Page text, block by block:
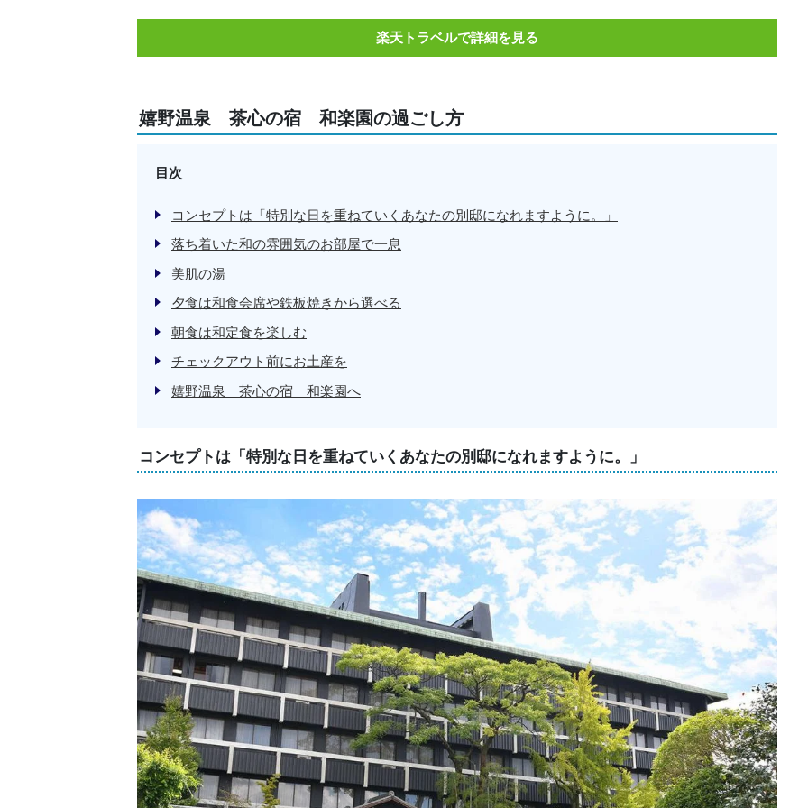
楽天トラベルで詳細を見る
嬉野温泉 茶心の宿 和楽園の過ごし方
目次
コンセプトは「特別な日を重ねていくあなたの別邸になれますように。」
落ち着いた和の雰囲気のお部屋で一息
美肌の湯
夕食は和食会席や鉄板焼きから選べる
朝食は和定食を楽しむ
チェックアウト前にお土産を
嬉野温泉 茶心の宿 和楽園へ
コンセプトは「特別な日を重ねていくあなたの別邸になれますように。」